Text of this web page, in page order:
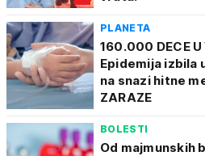
PLANETA
160.000 DECE U
Epidemija izbila
na snazi hitne
ZARAZE
BOLESTI
Od majmunskih